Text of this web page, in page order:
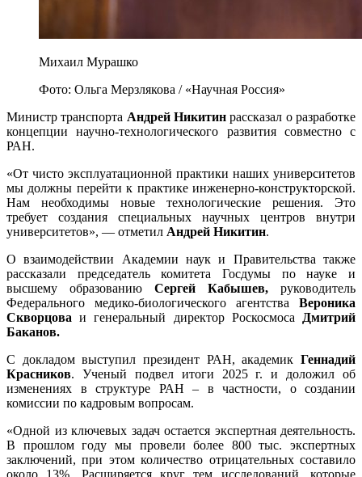
Михаил Мурашко
Фото: Ольга Мерзлякова / «Научная Россия»
Министр транспорта Андрей Никитинрассказал о разработке
концепции научно-технологического развития совместно с
РАН.
«От чисто эксплуатационной практики наших университетов
мы должны перейти к практике инженерно-конструкторской.
Нам необходимы новые технологические решения. Это
требует создания специальных научных центров внутри
университетов», — отметил Андрей Никитин.
О взаимодействии Академии наук и Правительства также
рассказали председатель комитета Госдумы по науке и
высшему образованию Сергей Кабышев, руководитель
Федерального медико-биологического агентства Вероника
Скворцоваи генеральный директор РоскосмосаДмитрий
Баканов.
С докладом выступил президент РАН, академик Геннадий
Красников. Ученый подвел итоги 2025 г. и доложил об
изменениях в структуре РАН – в частности, о создании
комиссии по кадровым вопросам.
«Одной из ключевых задач остается экспертная деятельность.
В прошлом году мы провели более 800 тыс. экспертных
заключений, при этом количество отрицательных составило